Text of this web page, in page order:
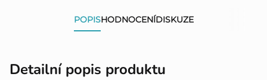
POPISHODNOCENÍDISKUZE
Detailní popis produktu